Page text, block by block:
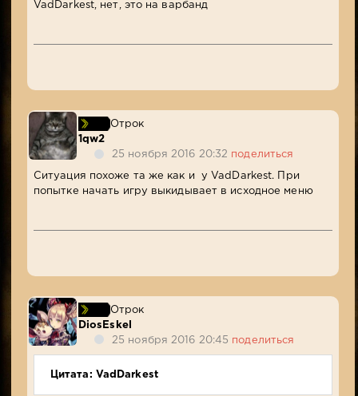
VadDarkest, нет, это на варбанд
Отрок
1qw2
25 ноября 2016 20:32 поделиться
Ситуация похоже та же как и у VadDarkest. При
попытке начать игру выкидывает в исходное меню
Отрок
DiosEskel
25 ноября 2016 20:45 поделиться
Цитата: VadDarkest